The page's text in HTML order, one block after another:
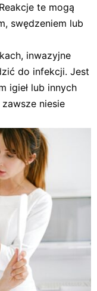
te mogą
swędzeniem lub
inwazyjne
do infekcji. Jest
igieł lub innych
niesie